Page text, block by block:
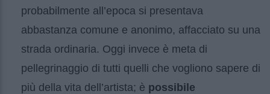
probabilmente all’epoca si presentava
abbastanza comune e anonimo, affacciato su una
strada ordinaria. Oggi invece è meta di
pellegrinaggio di tutti quelli che vogliono sapere di
più della vita dell’artista; è possibile